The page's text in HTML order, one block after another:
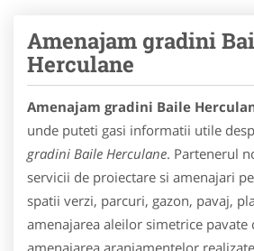
Amenajam gradini
Herculane
Amenajam gradini Baile
unde puteti gasi informatii utile
gradini Baile Herculane. Partenerul
servicii de proiectare si amenajari
spatii verzi, parcuri, gazon, pavaj,
amenajarea aleilor simetrice pavate
amenajarea aranjamentelor